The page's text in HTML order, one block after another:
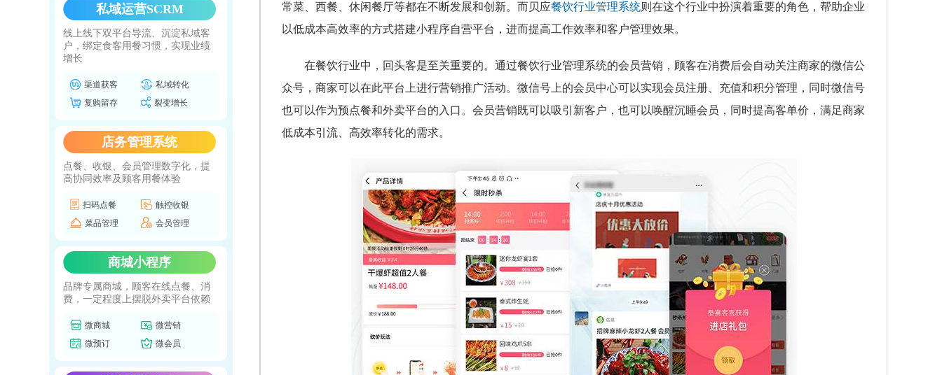
私域运营SCRM
线上线下双平台导流、沉淀私域客
户，绑定食客用餐习惯，实现业绩
增长
渠道获客
私域转化
复购留存
裂变增长
店务管理系统
点餐、收银、会员管理数字化，提
高协同效率及顾客用餐体验
扫码点餐
触控收银
菜品管理
会员管理
商城小程序
品牌专属商城，顾客在线点餐、消
费，一定程度上摆脱外卖平台依赖
微商城
微营销
微预订
微会员
常菜、西餐、休闲餐厅等都在不断发展和创新。而贝应餐饮行业管理系统则在这个行业中扮演着重要的角色，帮助企业
以低成本高效率的方式搭建小程序自营平台，进而提高工作效率和客户管理效果。
在餐饮行业中，回头客是至关重要的。通过餐饮行业管理系统的会员营销，顾客在消费后会自动关注商家的微信公
众号，商家可以在此平台上进行营销推广活动。微信号上的会员中心可以实现会员注册、充值和积分管理，同时微信号
也可以作为预点餐和外卖平台的入口。会员营销既可以吸引新客户，也可以唤醒沉睡会员，同时提高客单价，满足商家
低成本引流、高效率转化的需求。